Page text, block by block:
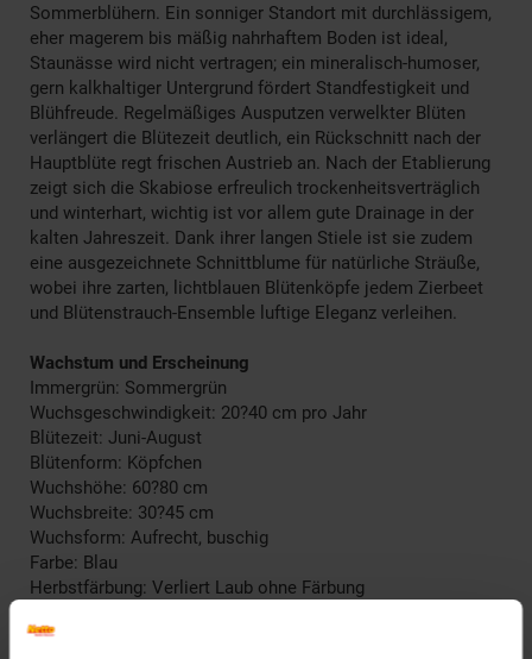
Sommerblühern. Ein sonniger Standort mit durchlässigem,
eher magerem bis mäßig nahrhaftem Boden ist ideal,
Staunässe wird nicht vertragen; ein mineralisch-humoser,
gern kalkhaltiger Untergrund fördert Standfestigkeit und
Blühfreude. Regelmäßiges Ausputzen verwelkter Blüten
verlängert die Blütezeit deutlich, ein Rückschnitt nach der
Hauptblüte regt frischen Austrieb an. Nach der Etablierung
zeigt sich die Skabiose erfreulich trockenheitsverträglich
und winterhart, wichtig ist vor allem gute Drainage in der
kalten Jahreszeit. Dank ihrer langen Stiele ist sie zudem
eine ausgezeichnete Schnittblume für natürliche Sträuße,
wobei ihre zarten, lichtblauen Blütenköpfe jedem Zierbeet
und Blütenstrauch-Ensemble luftige Eleganz verleihen.
Wachstum und Erscheinung
Immergrün: Sommergrün
Wuchsgeschwindigkeit: 20?40 cm pro Jahr
Blütezeit: Juni-August
Blütenform: Köpfchen
Wuchshöhe: 60?80 cm
Wuchsbreite: 30?45 cm
Wuchsform: Aufrecht, buschig
Farbe: Blau
Herbstfärbung: Verliert Laub ohne Färbung
Winterfarbe: Verblasst, bleibt halbschattig